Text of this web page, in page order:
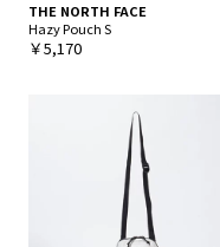
THE NORTH FACE
Hazy Pouch S
￥5,170